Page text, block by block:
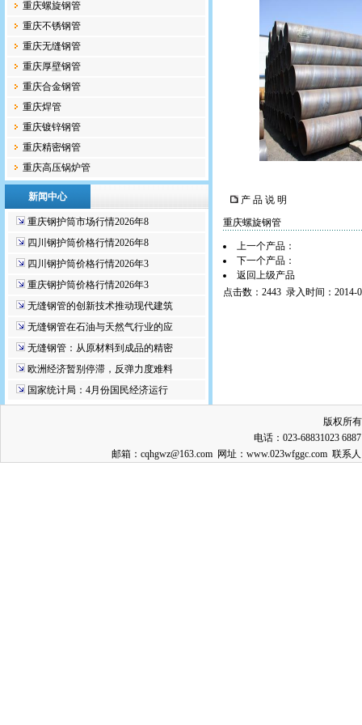
重庆螺旋钢管
重庆不锈钢管
重庆无缝钢管
重庆厚壁钢管
重庆合金钢管
重庆焊管
重庆镀锌钢管
重庆精密钢管
重庆高压锅炉管
新闻中心
重庆钢护筒市场行情2026年8
四川钢护筒价格行情2026年8
四川钢护筒价格行情2026年3
重庆钢护筒价格行情2026年3
无缝钢管的创新技术推动现代建筑
无缝钢管在石油与天然气行业的应
无缝钢管：从原材料到成品的精密
欧洲经济暂别停滞，反弹力度难料
国家统计局：4月份国民经济运行
产 品 说 明
重庆螺旋钢管
上一个产品：
下一个产品：
返回上级产品
点击数：2443 录入时间：2014-
版权所
电话：023-68831023
邮箱：cqhgwz@163.com 网址：www.023wfggc.com 联